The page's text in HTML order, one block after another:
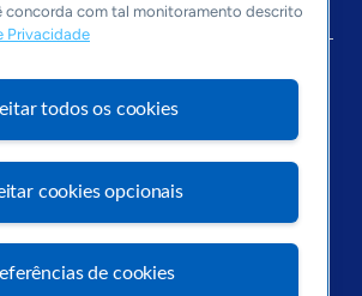
concorda com tal monitoramento descrito
Privacidade
todos os cookies
cookies opcionais
de cookies